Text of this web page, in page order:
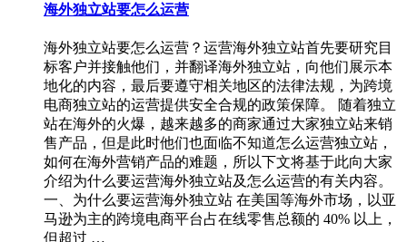
海外独立站要怎么运营
海外独立站要怎么运营？运营海外独立站首先要研究目
标客户并接触他们，并翻译海外独立站，向他们展示本
地化的内容，最后要遵守相关地区的法律法规，为跨境
电商独立站的运营提供安全合规的政策保障。 随着独立
站在海外的火爆，越来越多的商家通过大家独立站来销
售产品，但是此时他们也面临不知道怎么运营独立站，
如何在海外营销产品的难题，所以下文将基于此向大家
介绍为什么要运营海外独立站及怎么运营的有关内容。
一、为什么要运营海外独立站 在美国等海外市场，以亚
马逊为主的跨境电商平台占在线零售总额的 40% 以上，
但超过 …